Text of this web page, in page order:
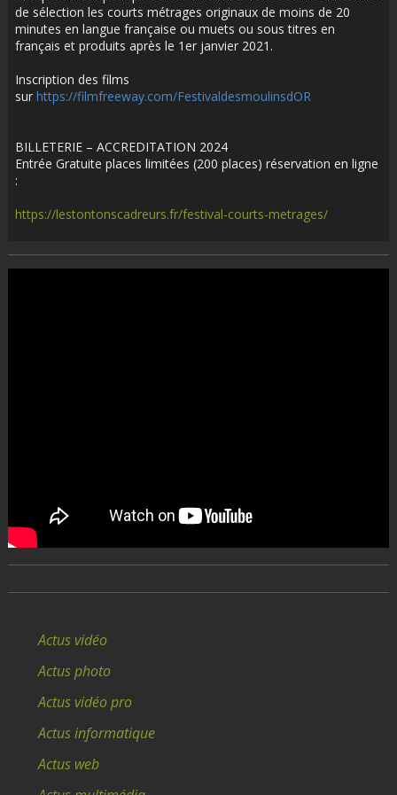
de sélection les courts métrages originaux de moins de 20
minutes en langue française ou muets ou sous titres en
français et produits après le 1er janvier 2021.
Inscription des films
sur https://filmfreeway.com/FestivaldesmoulinsdOR
BILLETERIE – ACCREDITATION 2024
Entrée Gratuite places limitées (200 places) réservation en ligne
:
https://lestontonscadreurs.fr/festival-courts-metrages/
Actus vidéo
Actus photo
Actus vidéo pro
Actus informatique
Actus web